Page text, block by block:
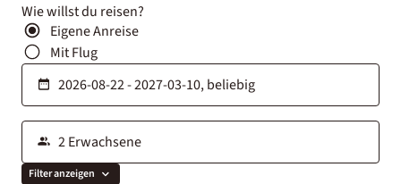
Wie willst du reisen?
Eigene Anreise
Mit Flug
Filter anzeigen